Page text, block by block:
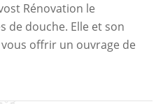
Rénovation le
de douche. Elle et son
offrir un ouvrage de